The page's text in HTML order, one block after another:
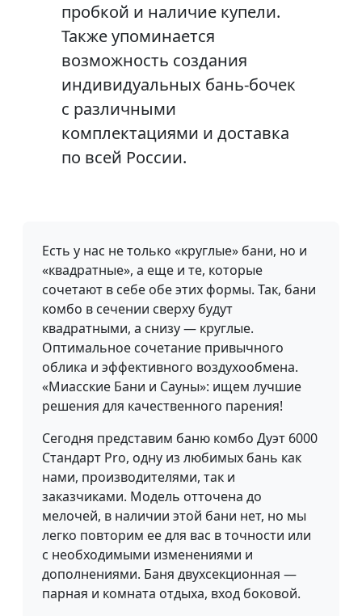
пробкой и наличие купели.
Также упоминается
возможность создания
индивидуальных бань-бочек
с различными
комплектациями и доставка
по всей России.
Есть у нас не только «круглые» бани, но и
«квадратные», а еще и те, которые
сочетают в себе обе этих формы. Так, бани
комбо в сечении сверху будут
квадратными, а снизу — круглые.
Оптимальное сочетание привычного
облика и эффективного воздухообмена.
«Миасские Бани и Сауны»: ищем лучшие
решения для качественного парения!
Сегодня представим баню комбо Дуэт 6000
Стандарт Pro, одну из любимых бань как
нами, производителями, так и
заказчиками. Модель отточена до
мелочей, в наличии этой бани нет, но мы
легко повторим ее для вас в точности или
с необходимыми изменениями и
дополнениями. Баня двухсекционная —
парная и комната отдыха, вход боковой.